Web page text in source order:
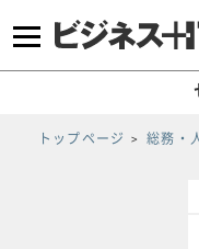
トップページ 総務・